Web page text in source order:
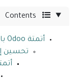
Contents
أتمتة Odoo بالذكاء الاصطناعي
تحسين